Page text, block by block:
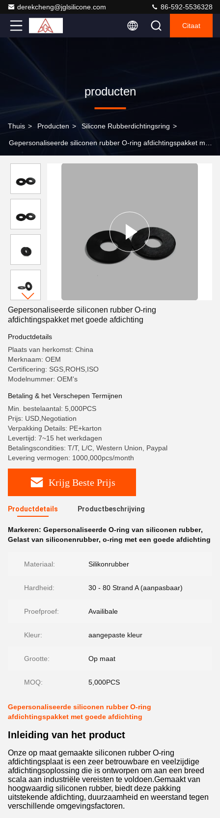
derekcheng@jglsilicone.com 86-592-5536328
Citaat
producten
Thuis > Producten > Silicone Rubberdichtingsring >
Gepersonaliseerde siliconen rubber O-ring afdichtingspakket met
Gepersonaliseerde siliconen rubber O-ring
afdichtingspakket met goede afdichting
Productdetails
Plaats van herkomst: China
Merknaam: OEM
Certificering: SGS,ROHS,ISO
Modelnummer: OEM's
Betaling & het Verschepen Termijnen
Min. bestelaantal: 5,000PCS
Prijs: USD,Negotiation
Verpakking Details: PE+karton
Levertijd: 7~15 het werkdagen
Betalingscondities: T/T, L/C, Western Union, Paypal
Levering vermogen: 1000,000pcs/month
Krijg Beste Prijs
Productdetails Productbeschrijving
Markeren: Gepersonaliseerde O-ring van siliconen rubber,
Gelast van siliconenrubber, o-ring met een goede afdichting
Materiaal: Silikonrubber
Hardheid: 30 - 80 Strand A (aanpasbaar)
Proefproef: Availibale
Kleur: aangepaste kleur
Grootte: Op maat
MOQ: 5,000PCS
Gepersonaliseerde siliconen rubber O-ring
afdichtingspakket met goede afdichting
Inleiding van het product
Onze op maat gemaakte siliconen rubber O-ring
afdichtingsplaat is een zeer betrouwbare en veelzijdige
afdichtingsoplossing die is ontworpen om aan een breed
scala aan industriële vereisten te voldoen.Gemaakt van
hoogwaardig siliconen rubber, biedt deze pakking
uitstekende afdichting, duurzaamheid en weerstand tegen
verschillende omgevingsfactoren.